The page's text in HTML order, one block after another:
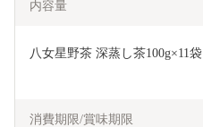
内容量
八女星野茶 深蒸し茶100g×11袋
消費期限/賞味期限